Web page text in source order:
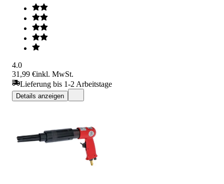
4.0
31,99 €inkl. MwSt.
Lieferung bis 1-2 Arbeitstage
Details anzeigen